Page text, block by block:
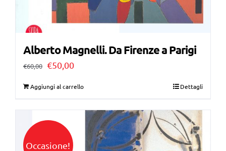
Alberto Magnelli. Da Firenze a Parigi
€60,00 Il
€60,00.
€50,00Il
€50,00.
Aggiungi al carrello Dettagli
Occasione!